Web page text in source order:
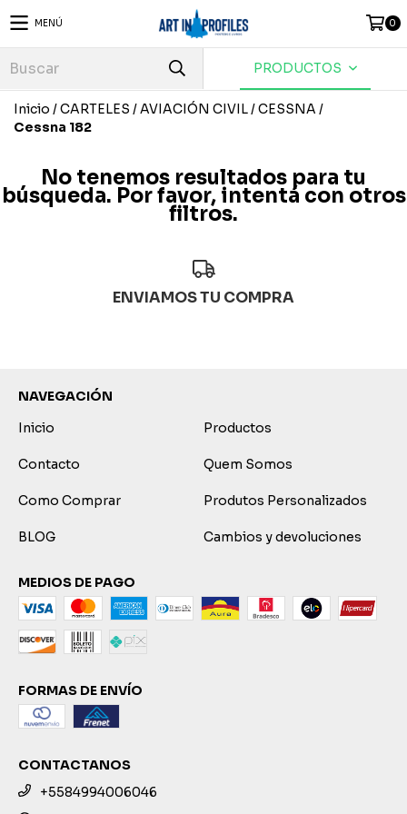
MENÚ 0
PRODUCTOS
Inicio /CARTELES /AVIACIÓN CIVIL/CESSNA /
Cessna 182
No tenemos resultados para tu
búsqueda. Por favor, intentá con otros
filtros.
ENVIAMOS TU COMPRA
NAVEGACIÓN
Inicio
Productos
Contacto Quem Somos
Como Comprar Produtos Personalizados
BLOG Cambios y devoluciones
MEDIOS DE PAGO
FORMAS DE ENVÍO
CONTACTANOS
+5584994006046